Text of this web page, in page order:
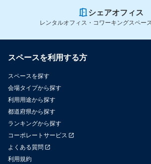
シェアオフィス
レンタルオフィス・コワーキングスペー
スペースを利用する方
スペースを探す
会場タイプから探す
利用用途から探す
都道府県から探す
ランキングから探す
コーポレートサービス
よくある質問
利用規約